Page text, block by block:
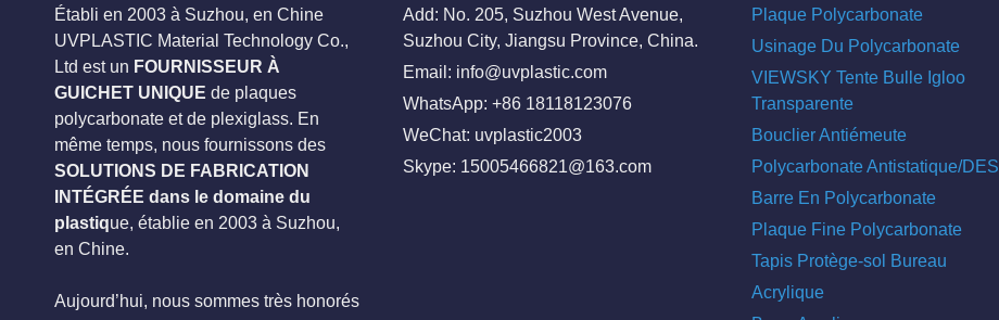
Établi en 2003 à Suzhou, en Chine
UVPLASTIC Material Technology Co.,
Ltd est un FOURNISSEUR À
GUICHET UNIQUE de plaques
polycarbonate et de plexiglass. En
même temps, nous fournissons des
SOLUTIONS DE FABRICATION
INTÉGRÉE dans le domaine du
plastique, établie en 2003 à Suzhou,
en Chine.
Aujourd’hui, nous sommes très honorés
Add: No. 205, Suzhou West Avenue,
Suzhou City, Jiangsu Province, China.
Email: info@uvplastic.com
WhatsApp: +86 18118123076
WeChat: uvplastic2003
Skype: 15005466821@163.com
Plaque Polycarbonate
Usinage Du Polycarbonate
VIEWSKY Tente Bulle Igloo
Transparente
Bouclier Antiémeute
Polycarbonate Antistatique/DES
Barre En Polycarbonate
Plaque Fine Polycarbonate
Tapis Protège-sol Bureau
Acrylique